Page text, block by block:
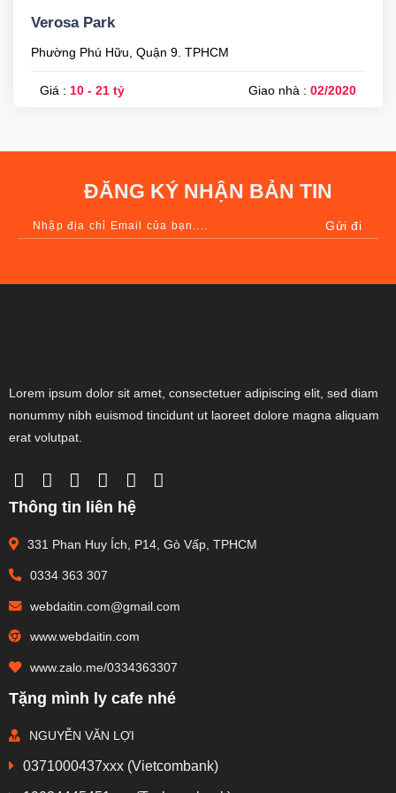
Verosa Park
Phường Phú Hữu, Quận 9. TPHCM
Giá : 10 - 21 tỷ Giao nhà :02/2020
ĐĂNG KÝ NHẬN BẢN TIN
Lorem ipsum dolor sit amet, consectetuer adipiscing elit, sed diam
nonummy nibh euismod tincidunt ut laoreet dolore magna aliquam
erat volutpat.
Thông tin liên hệ
331 Phan Huy Ích, P14, Gò Vấp, TPHCM
0334 363 307
webdaitin.com@gmail.com
www.webdaitin.com
www.zalo.me/0334363307
Tặng mình ly cafe nhé
NGUYỄN VĂN LỢI
0371000437xxx (Vietcombank)